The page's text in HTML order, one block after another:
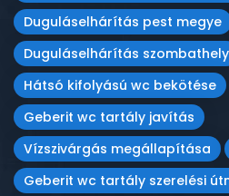
Duguláselhárítás pest megye
Duguláselhárítás szombathely
Hátsó kifolyású wc bekötése
Geberit wc tartály javítás
Vízszivárgás megállapítása
Geberit wc tartály szerelési